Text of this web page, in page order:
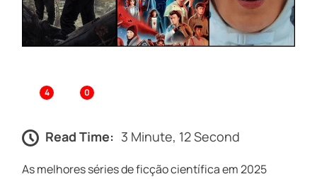
4 0
Read Time: 3 Minute, 12 Second
As melhores séries de ficção científica em 2025